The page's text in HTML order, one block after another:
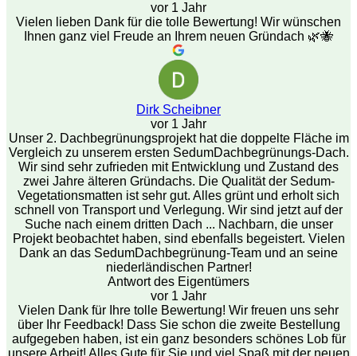
vor 1 Jahr
Vielen lieben Dank für die tolle Bewertung! Wir wünschen
Ihnen ganz viel Freude an Ihrem neuen Gründach 🌿🐝
Dirk Scheibner
vor 1 Jahr
Unser 2. Dachbegrünungsprojekt hat die doppelte Fläche im
Vergleich zu unserem ersten SedumDachbegrünungs-Dach.
Wir sind sehr zufrieden mit Entwicklung und Zustand des
zwei Jahre älteren Gründachs. Die Qualität der Sedum-
Vegetationsmatten ist sehr gut. Alles grünt und erholt sich
schnell von Transport und Verlegung. Wir sind jetzt auf der
Suche nach einem dritten Dach ... Nachbarn, die unser
Projekt beobachtet haben, sind ebenfalls begeistert. Vielen
Dank an das SedumDachbegrünung-Team und an seine
niederländischen Partner!
Antwort des Eigentümers
vor 1 Jahr
Vielen Dank für Ihre tolle Bewertung! Wir freuen uns sehr
über Ihr Feedback! Dass Sie schon die zweite Bestellung
aufgegeben haben, ist ein ganz besonders schönes Lob für
unsere Arbeit! Alles Gute für Sie und viel Spaß mit der neuen